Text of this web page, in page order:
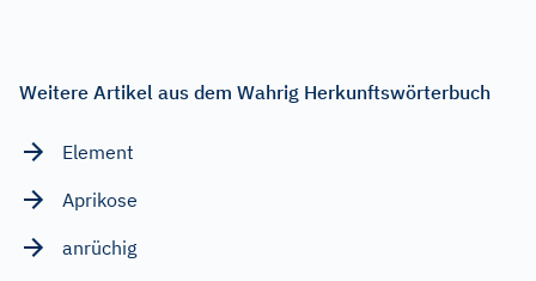
Weitere Artikel aus dem Wahrig Herkunftswörterbuch
Element
Aprikose
anrüchig